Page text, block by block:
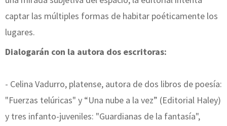
captar las múltiples formas de habitar poéticamente los
lugares.
Dialogarán con la autora dos escritoras:
- Celina Vadurro, platense, autora de dos libros de poesía:
"Fuerzas telúricas" y “Una nube a la vez” (Editorial Haley)
y tres infanto-juveniles: "Guardianas de la fantasía",